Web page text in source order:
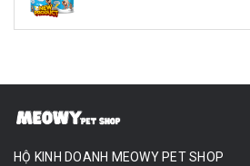
HỘ KINH DOANH MEOWY PET SHOP